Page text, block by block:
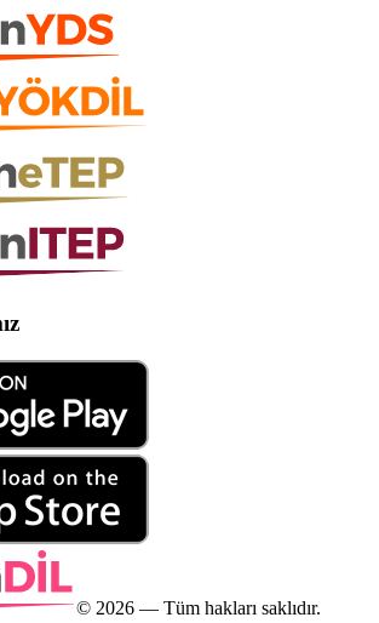
© 2026 — Tüm hakları saklıdır.